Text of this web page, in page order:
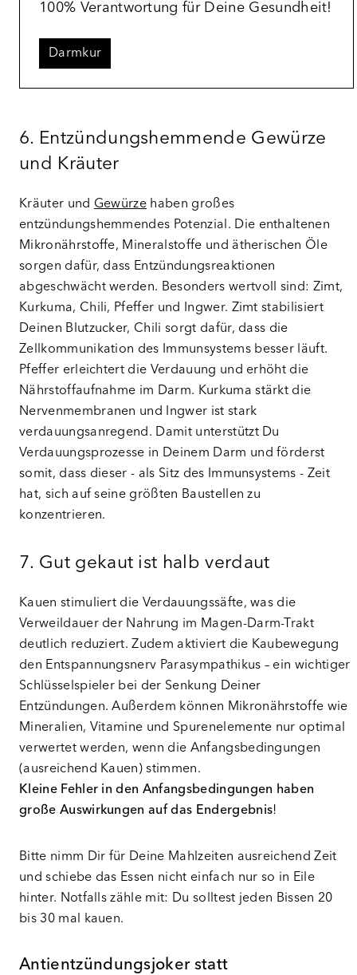
100% Verantwortung für Deine Gesundheit!
Darmkur
6. Entzündungshemmende Gewürze
und Kräuter
Kräuter und Gewürze haben großes
entzündungshemmendes Potenzial. Die enthaltenen
Mikronährstoffe, Mineralstoffe und ätherischen Öle
sorgen dafür, dass Entzündungsreaktionen
abgeschwächt werden. Besonders wertvoll sind: Zimt,
Kurkuma, Chili, Pfeffer und Ingwer. Zimt stabilisiert
Deinen Blutzucker, Chili sorgt dafür, dass die
Zellkommunikation des Immunsystems besser läuft.
Pfeffer erleichtert die Verdauung und erhöht die
Nährstoffaufnahme im Darm. Kurkuma stärkt die
Nervenmembranen und Ingwer ist stark
verdauungsanregend. Damit unterstützt Du
Verdauungsprozesse in Deinem Darm und förderst
somit, dass dieser - als Sitz des Immunsystems - Zeit
hat, sich auf seine größten Baustellen zu
konzentrieren.
7. Gut gekaut ist halb verdaut
Kauen stimuliert die Verdauungssäfte, was die
Verweildauer der Nahrung im Magen-Darm-Trakt
deutlich reduziert. Zudem aktiviert die Kaubewegung
den Entspannungsnerv Parasympathikus – ein wichtiger
Schlüsselspieler bei der Senkung Deiner
Entzündungen. Außerdem können Mikronährstoffe wie
Mineralien, Vitamine und Spurenelemente nur optimal
verwertet werden, wenn die Anfangsbedingungen
(ausreichend Kauen) stimmen.
Kleine Fehler in den Anfangsbedingungen haben
große Auswirkungen auf das Endergebnis!
Bitte nimm Dir für Deine Mahlzeiten ausreichend Zeit
und schiebe das Essen nicht einfach nur so in Eile
hinter. Notfalls zähle mit: Du solltest jeden Bissen 20
bis 30 mal kauen.
Antientzündungsjoker statt